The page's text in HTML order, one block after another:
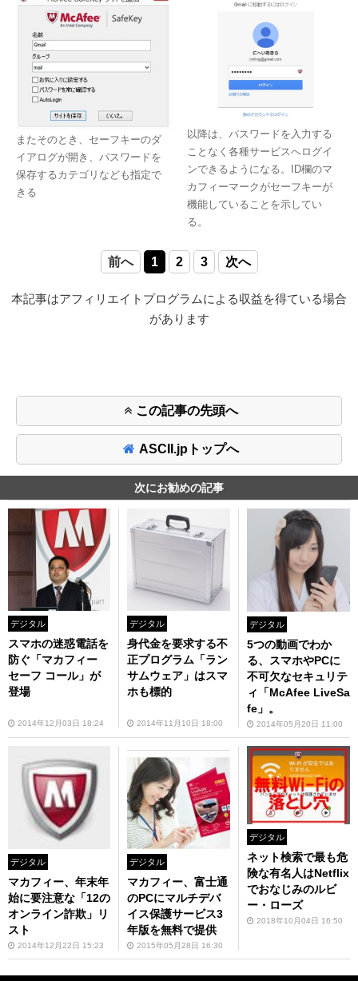
またそのとき、セーフキーのダ
イアログが開き、パスワードを
保存するカテゴリなども指定で
きる
以降は、パスワードを入力する
ことなく各種サービスへログイ
ンできるようになる。ID欄のマ
カフィーマークがセーフキーが
機能していることを示してい
る。
前へ 1 2 3 次へ
本記事はアフィリエイトプログラムによる収益を得ている場合
があります
この記事の先頭へ
ASCII.jpトップへ
次にお勧めの記事
デジタル
スマホの迷惑電話を
防ぐ「マカフィー
セーフ コール」が
登場
2014年12月03日 18:24
デジタル
身代金を要求する不
正プログラム「ラン
サムウェア」はスマ
ホも標的
2014年11月10日 18:00
デジタル
5つの動画でわか
る、スマホやPCに
不可欠なセキュリテ
ィ「McAfee LiveSa
fe」。
2014年05月20日 11:00
デジタル
マカフィー、年末年
始に要注意な「12の
オンライン詐欺」リ
スト
2014年12月22日 15:23
デジタル
マカフィー、富士通
のPCにマルチデバ
イス保護サービス3
年版を無料で提供
2015年05月28日 16:30
デジタル
ネット検索で最も危
険な有名人はNetflix
でおなじみのルビ
ー・ローズ
2018年10月04日 16:50